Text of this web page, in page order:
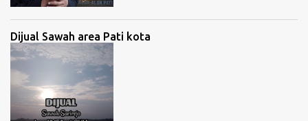
Dijual Sawah area Pati kota